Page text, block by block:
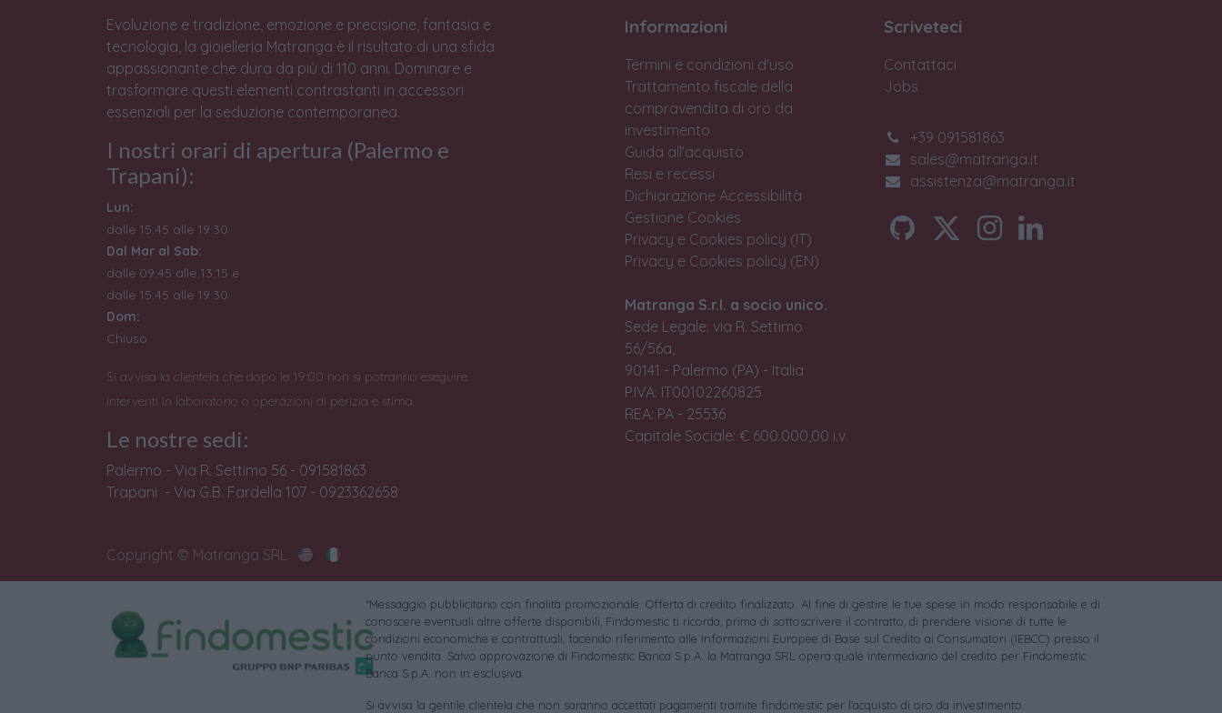
Evoluzione e tradizione, emozione e precisione, fantasia e
tecnologia, la gioielleria Matranga è il risultato di una sfida
appassionante che dura da più di 110 anni. Dominare e
trasformare questi elementi contrastanti in accessori
essenziali per la seduzione contemporanea.
I nostri orari di apertura (Palermo e
Trapani):
Lun:
dalle 15:45 alle 19:30
Dal Mar al Sab:
dalle 09:45 alle 13:15 e
dalle 15:45 alle 19:30
Dom:
Chiuso
Si avvisa la clientela che dopo le 19:00 non si potranno eseguire
interventi in laboratorio o operazioni di perizia e stima.
Le nostre sedi:
Palermo - Via R. Settimo 56 - 091581863
Trapani - Via G.B. Fardella 107 - 0923362658
Informazioni
Termini e condizioni d'uso
Trattamento fiscale della
compravendita di oro da
investimento
Guida all'acquisto
Resi e recessi
Dichiarazione Accessibilità
Gestione Cookies
Privacy e Cookies policy (IT)
Privacy e Cookies policy (EN)
Matranga S.r.l. a socio unico.
Sede Legale: via R. Settimo
56/56a,
90141 - Palermo (PA) - Italia
P.IVA: IT00102260825
REA: PA - 25536
Capitale Sociale: € 600.000,00 i.v.
Scriveteci
Contattaci
Jobs
+39 091581863
sales@matranga.it
assistenza@matranga.it
Copyright © Matranga SRL
*Messaggio pubblicitario con finalità promozionale. Offerta di credito finalizzato. Al fine di gestire le tue spese in modo responsabile e di
conoscere eventuali altre offerte disponibili, Findomestic ti ricorda, prima di sottoscrivere il contratto, di prendere visione di tutte le
condizioni economiche e contrattuali, facendo riferimento alle Informazioni Europee di Base sul Credito ai Consumatori (IEBCC) presso il
punto vendita. Salvo approvazione di Findomestic Banca S.p.A. la Matranga SRL opera quale intermediario del credito per Findomestic
Banca S.p.A. non in esclusiva.
Si avvisa la gentile clientela che non saranno accettati pagamenti tramite findomestic per l'acquisto di oro da investimento.